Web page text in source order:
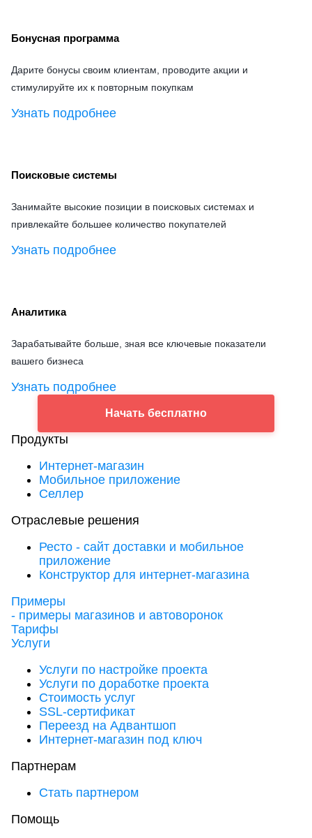
Бонусная программа
Дарите бонусы своим клиентам, проводите акции и
стимулируйте их к повторным покупкам
Узнать подробнее
Поисковые системы
Занимайте высокие позиции в поисковых системах и
привлекайте большее количество покупателей
Узнать подробнее
Аналитика
Зарабатывайте больше, зная все ключевые показатели
вашего бизнеса
Узнать подробнее
Начать бесплатно
Продукты
Интернет-магазин
Мобильное приложение
Селлер
Отраслевые решения
Ресто - сайт доставки и мобильное
приложение
Конструктор для интернет-магазина
Примеры
- примеры магазинов и автоворонок
Тарифы
Услуги
Услуги по настройке проекта
Услуги по доработке проекта
Стоимость услуг
SSL-сертификат
Переезд на Адвантшоп
Интернет-магазин под ключ
Партнерам
Стать партнером
Помощь